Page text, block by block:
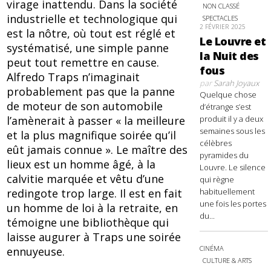
virage inattendu. Dans la société
industrielle et technologique qui
est la nôtre, où tout est réglé et
systématisé, une simple panne
peut tout remettre en cause.
Alfredo Traps n’imaginait
probablement pas que la panne
de moteur de son automobile
l’amènerait à passer « la meilleure
et la plus magnifique soirée qu’il
eût jamais connue ». Le maître des
lieux est un homme âgé, à la
calvitie marquée et vêtu d’une
redingote trop large. Il est en fait
un homme de loi à la retraite, en
témoigne une bibliothèque qui
laisse augurer à Traps une soirée
ennuyeuse.
NON CLASSÉ
SPECTACLES
2 FÉVRIER 2025
Le Louvre et
la Nuit des
fous
parSarah Joyaux
Quelque chose
d’étrange s’est
produit il y a deux
semaines sous les
célèbres
pyramides du
Louvre. Le silence
qui règne
habituellement
une fois les portes
du...
CINÉMA
CULTURE & ARTS